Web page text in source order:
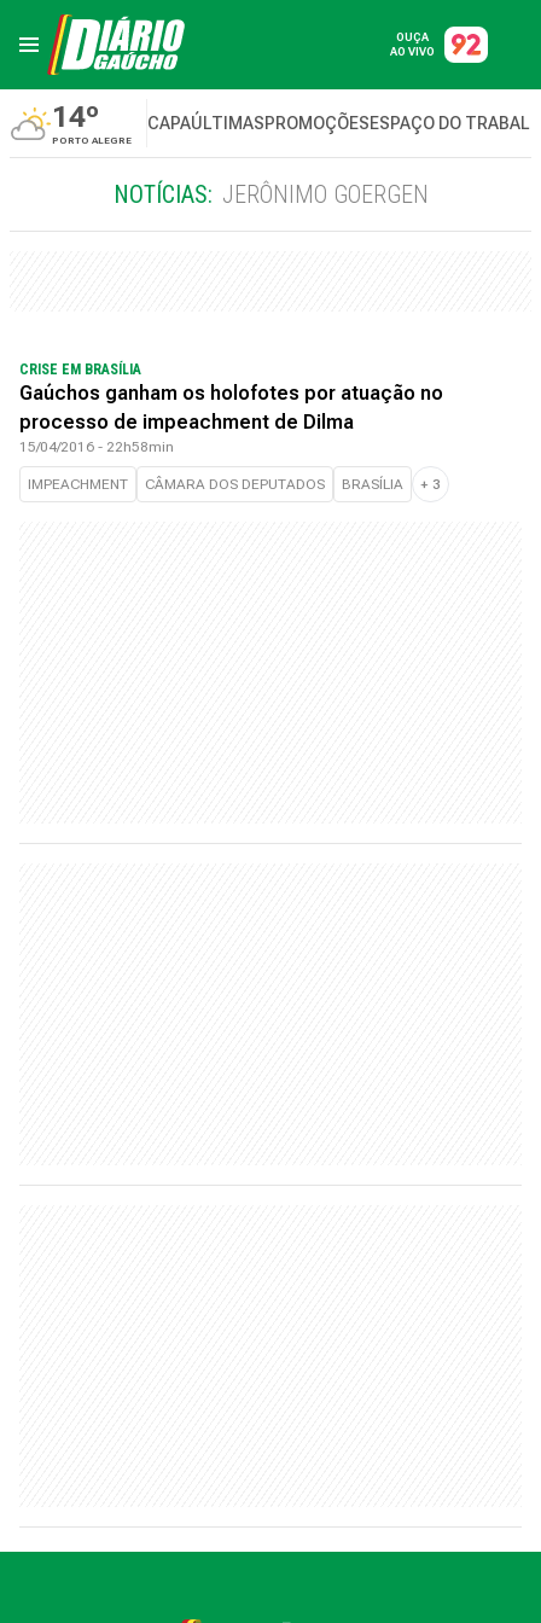
OUÇA
AO VIVO
14º
PORTO ALEGRE
CAPAÚLTIMASPROMOÇÕESESPAÇO DO
NOTÍCIAS: JERÔNIMO GOERGEN
CRISE EM BRASÍLIA
Gaúchos ganham os holofotes por atuação no
processo de impeachment de Dilma
15/04/2016 - 22h58min
IMPEACHMENT CÂMARA DOS DEPUTADOS BRASÍLIA + 3